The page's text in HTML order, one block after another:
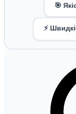
🎯
⚡